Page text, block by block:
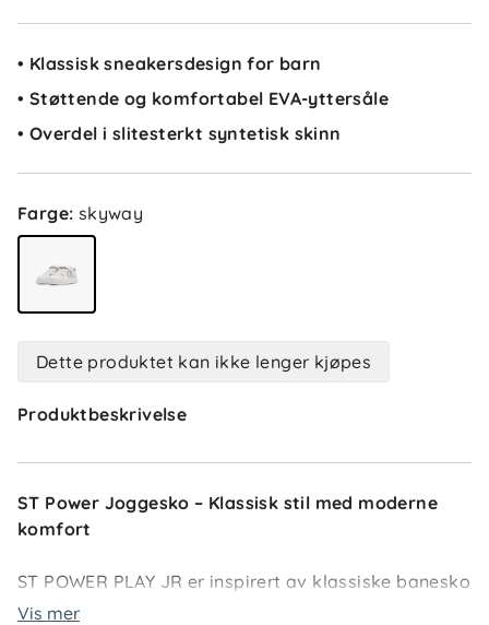
• Klassisk sneakersdesign for barn
• Støttende og komfortabel EVA-yttersåle
• Overdel i slitesterkt syntetisk skinn
Farge: skyway
Dette produktet kan ikke lenger kjøpes
Produktbeskrivelse
ST Power Joggesko – Klassisk stil med moderne
komfort
ST POWER PLAY JR er inspirert av klassiske banesko
fra hummels arkiver. Denne joggeskoen har en
Vis mer